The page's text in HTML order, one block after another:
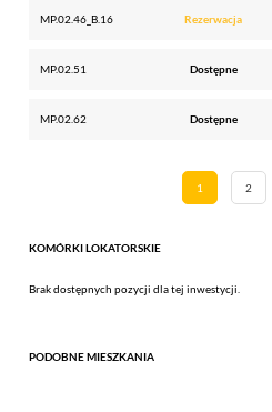
MP.02.46_B.16 Rezerwacja
MP.02.51 Dostępne
MP.02.62 Dostępne
1 2
KOMÓRKI LOKATORSKIE
Brak dostępnych pozycji dla tej inwestycji.
PODOBNE MIESZKANIA